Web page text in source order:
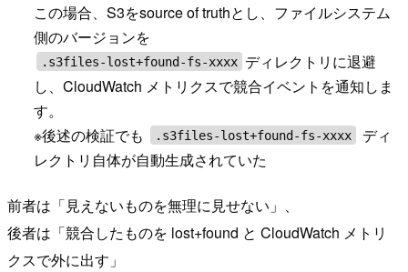
この場合、S3をsource of truthとし、ファイルシステム
側のバージョンを
.s3files-lost+found-fs-xxxx ディレクトリに退避
し、CloudWatch メトリクスで競合イベントを通知しま
す。
※後述の検証でも
.s3files-lost+found-fs-xxxx
ディ
レクトリ自体が自動生成されていた
前者は「見えないものを無理に見せない」、
後者は「競合したものを lost+found と CloudWatch メトリ
クスで外に出す」